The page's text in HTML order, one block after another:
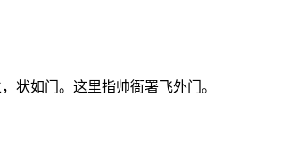
状如门。这里指帅衙署飞外门。